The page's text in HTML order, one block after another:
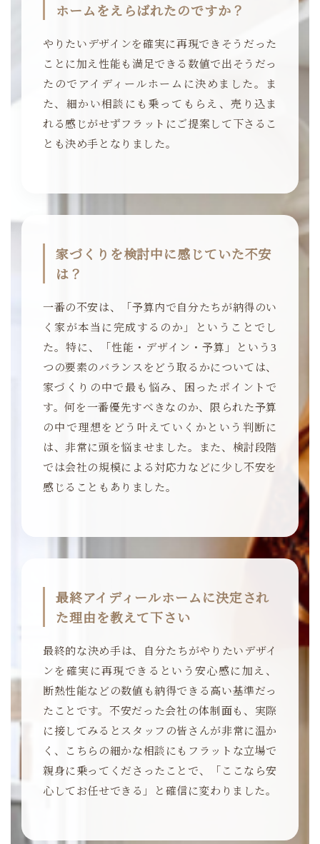
ホームをえらばれたのですか？
やりたいデザインを確実に再現できそうだった
ことに加え性能も満足できる数値で出そうだっ
たのでアイディールホームに決めました。ま
た、細かい相談にも乗ってもらえ、売り込ま
れる感じがせずフラットにご提案して下さるこ
とも決め手となりました。
家づくりを検討中に感じていた不安
は？
一番の不安は、「予算内で自分たちが納得のい
く家が本当に完成するのか」ということでし
た。特に、「性能・デザイン・予算」という3
つの要素のバランスをどう取るかについては、
家づくりの中で最も悩み、困ったポイントで
す。何を一番優先すべきなのか、限られた予算
の中で理想をどう叶えていくかという判断に
は、非常に頭を悩ませました。また、検討段階
では会社の規模による対応力などに少し不安を
感じることもありました。
最終アイディールホームに決定され
た理由を教えて下さい
最終的な決め手は、自分たちがやりたいデザイ
ンを確実に再現できるという安心感に加え、
断熱性能などの数値も納得できる高い基準だっ
たことです。不安だった会社の体制面も、実際
に接してみるとスタッフの皆さんが非常に温か
く、こちらの細かな相談にもフラットな立場で
親身に乗ってくださったことで、「ここなら安
心してお任せできる」と確信に変わりました。